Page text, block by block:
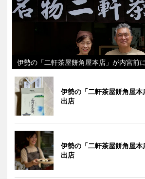
伊勢の「二軒茶屋餅角屋本店」が内宮前
伊勢の「二軒茶屋餅角屋
出店
伊勢の「二軒茶屋餅角屋
出店